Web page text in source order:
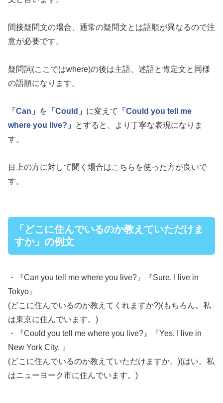
間接疑問文の場合、通常の疑問文とは語順が異なるので注
意が必要です。
疑問詞(ここではwhere)の後は主語、述語と肯定文と同様
の語順になります。
「Can」 を 「Could」 に変えて
「Could you tell me
where you live?」
とすると、より丁寧な表現になりま
す。
目上の方に対して聞く場合はこちらを使った方が良いで
す。
「どこに住んでいるのか教えていただけま
すか」の例文
・『Can you tell me where you live?』『Sure. I live in
Tokyo』
(どこに住んでいるのか教えてくれますか?)(もちろん。私
は東京に住んでいます。)
・『Could you tell me where you live?』『Yes. I live in
New York City. 』
(どこに住んでいるのか教えていただけますか。)(はい。私
はニューヨーク市に住んでいます。)